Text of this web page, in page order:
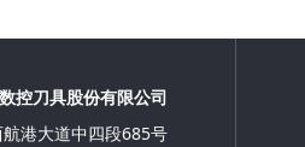
控刀具股份有限公司
港大道中四段685号